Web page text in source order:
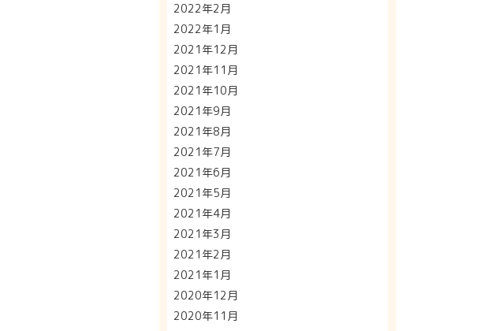
2022年2月
2022年1月
2021年12月
2021年11月
2021年10月
2021年9月
2021年8月
2021年7月
2021年6月
2021年5月
2021年4月
2021年3月
2021年2月
2021年1月
2020年12月
2020年11月